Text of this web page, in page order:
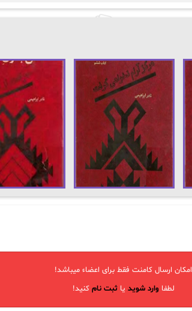
امکان ارسال کامنت فقط برای اعضاء میباشد!
لطفاوارد شوید یاثبت نام کنید!